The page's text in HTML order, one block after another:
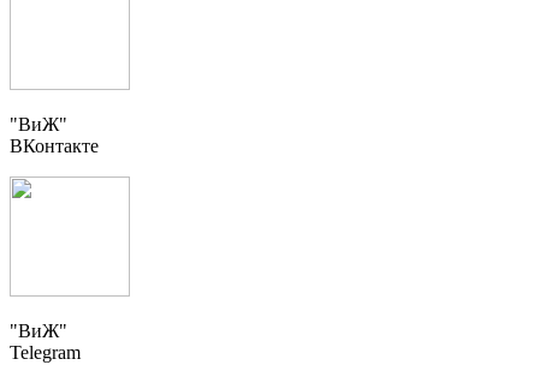
"ВиЖ"
ВКонтакте
"ВиЖ"
Telegram